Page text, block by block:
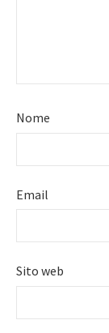
Nome
Email
Sito web